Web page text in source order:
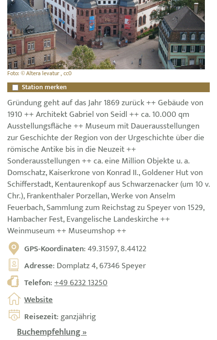
Foto: © Altera levatur , cc0
Station merken
Gründung geht auf das Jahr 1869 zurück ++ Gebäude von
1910 ++ Architekt Gabriel von Seidl ++ ca. 10.000 qm
Ausstellungsfläche ++ Museum mit Dauerausstellungen
zur Geschichte der Region von der Urgeschichte über die
römische Antike bis in die Neuzeit ++
Sonderausstellungen ++ ca. eine Million Objekte u. a.
Domschatz, Kaiserkrone von Konrad II., Goldener Hut von
Schifferstadt, Kentaurenkopf aus Schwarzenacker (um 10 v.
Chr.), Frankenthaler Porzellan, Werke von Anselm
Feuerbach, Sammlung zum Reichstag zu Speyer von 1529,
Hambacher Fest, Evangelische Landeskirche ++
Weinmuseum ++ Museumshop ++
GPS-Koordinaten: 49.31597, 8.44122
Adresse: Domplatz 4, 67346 Speyer
Telefon:+49 6232 13250
Website
Reisezeit: ganzjährig
Buchempfehlung »